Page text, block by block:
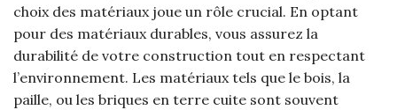
choix des matériaux joue un rôle crucial. En optant
pour des matériaux durables, vous assurez la
durabilité de votre construction tout en respectant
l’environnement. Les matériaux tels que le bois, la
paille, ou les briques en terre cuite sont souvent